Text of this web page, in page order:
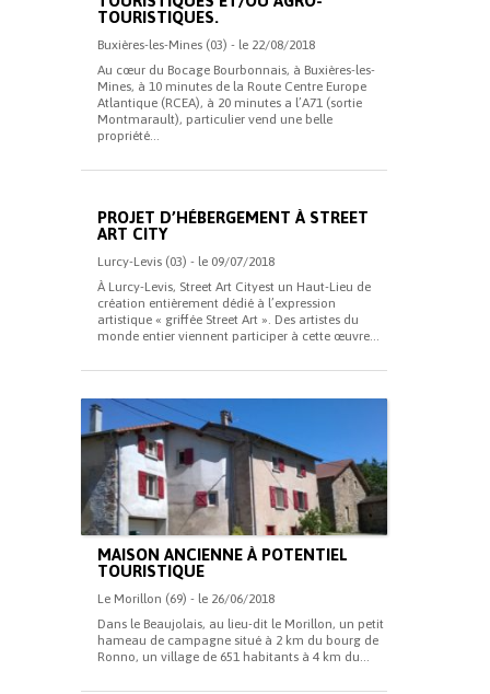
TOURISTIQUES.
Buxières-les-Mines (03) - le 22/08/2018
Au cœur du Bocage Bourbonnais, à Buxières-les-
Mines, à 10 minutes de la Route Centre Europe
Atlantique (RCEA), à 20 minutes a l’A71 (sortie
Montmarault), particulier vend une belle
propriété...
PROJET D’HÉBERGEMENT À STREET
ART CITY
Lurcy-Levis (03) - le 09/07/2018
À Lurcy-Levis, Street Art Cityest un Haut-Lieu de
création entièrement dédié à l’expression
artistique « griffée Street Art ». Des artistes du
monde entier viennent participer à cette œuvre...
MAISON ANCIENNE À POTENTIEL
TOURISTIQUE
Le Morillon (69) - le 26/06/2018
Dans le Beaujolais, au lieu-dit le Morillon, un petit
hameau de campagne situé à 2 km du bourg de
Ronno, un village de 651 habitants à 4 km du...